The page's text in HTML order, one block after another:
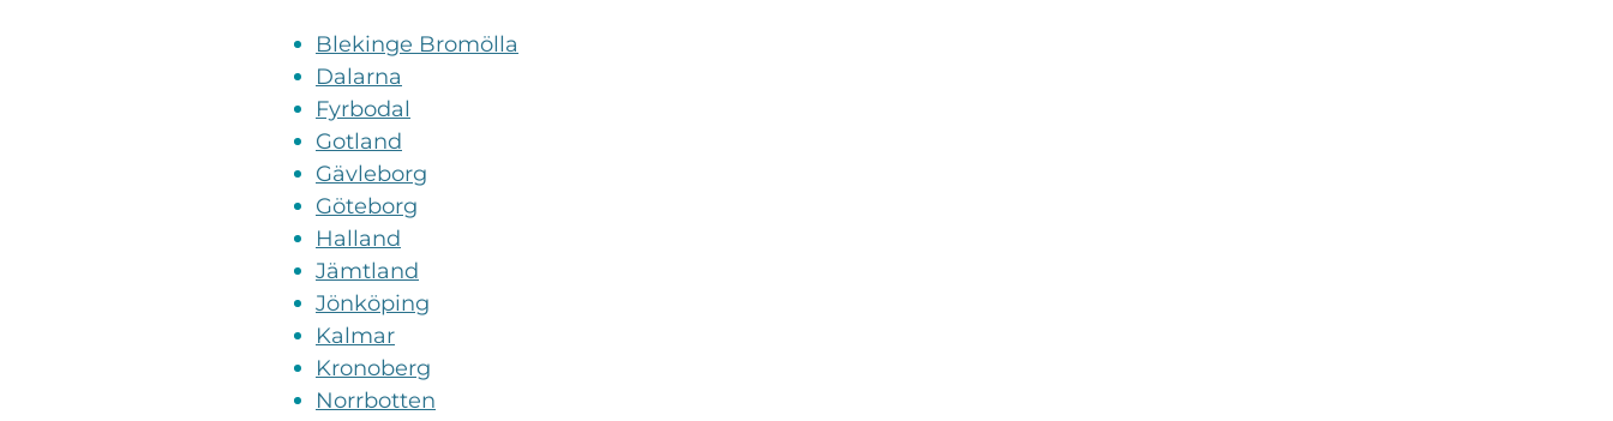
Blekinge Bromölla
Dalarna
Fyrbodal
Gotland
Gävleborg
Göteborg
Halland
Jämtland
Jönköping
Kalmar
Kronoberg
Norrbotten